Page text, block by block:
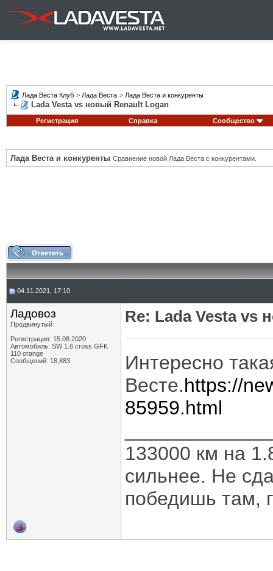
Лада Веста Клуб > Лада Веста > Лада Веста и конкуренты
Lada Vesta vs новый Renault Logan
Регистрация Справка Сообщество
Лада Веста и конкуренты Сравнение новой Лада Веста с конкурентами.
04.11.2021, 17:10
Ладовоз
Продвинутый
Регистрация: 15.08.2020
Автомобиль: SW 1.6 cross GFK
110 orange
Сообщений: 18,883
Re: Lada Vesta vs
Интересно
Весте.https://
85959.html
133000 км на
сильнее. Не
победишь там,